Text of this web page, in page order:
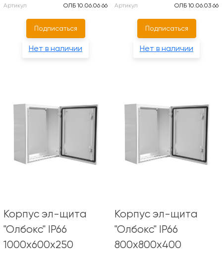
Артикул
ОЛБ 10.06.06 66
Подписаться
Нет в наличии
Артикул
ОЛБ 10.06.03 66
Подписаться
Нет в наличии
Корпус эл-щита
"Олбокс" IP66
1000х600х250
Корпус эл-щита
"Олбокс" IP66
800х800х400